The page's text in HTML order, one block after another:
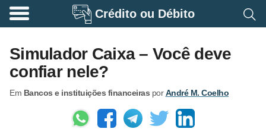
Crédito ou Débito
Simulador Caixa – Você deve
confiar nele?
Em Bancos e instituições financeiras porAndré M. Coelho
A
o
s
e